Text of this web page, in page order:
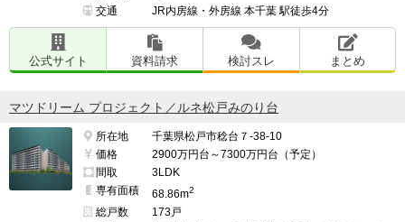
交通
JR内房線・外房線 本千葉 駅徒歩4分
公式サイト 資料請求 検討スレ まとめ
マツドリーム プロジェクト／ルネ松戸みのり台
所在地
千葉県松戸市稔台７-38-10
価格
2900万円台～7300万円台（予定）
間取
3LDK
専有面積
68.86m2
総戸数
173戸